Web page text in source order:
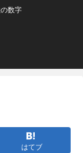
数字
はてブ